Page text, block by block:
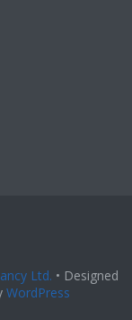
Ltd. • Designed
WordPress